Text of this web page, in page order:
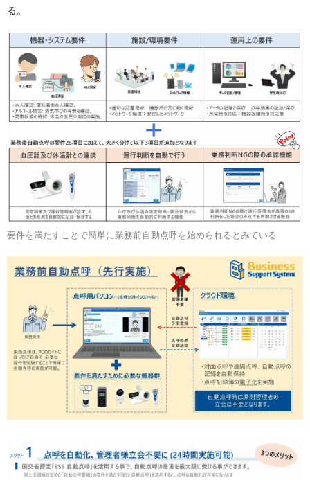
る。
要件を満たすことで簡単に業務前自動点呼を始められるとみている